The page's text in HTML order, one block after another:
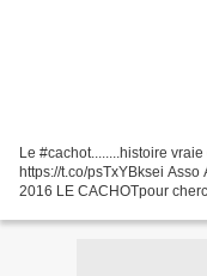
Le #cachot........histoire
https://t.co/psTxYBksei
2016 LE CACHOTpour